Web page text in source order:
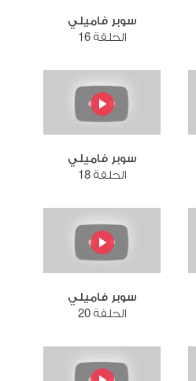
سوبر فاميلي
الحلقة 16
سوبر فاميلي
الحلقة 18
سوبر فاميلي
الحلقة 20